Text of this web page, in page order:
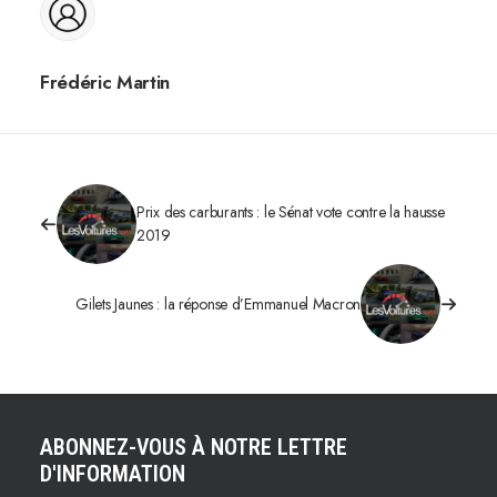
Frédéric Martin
Prix des carburants : le Sénat vote contre la hausse
2019
Gilets Jaunes : la réponse d’Emmanuel Macron
ABONNEZ-VOUS À NOTRE LETTRE
D'INFORMATION